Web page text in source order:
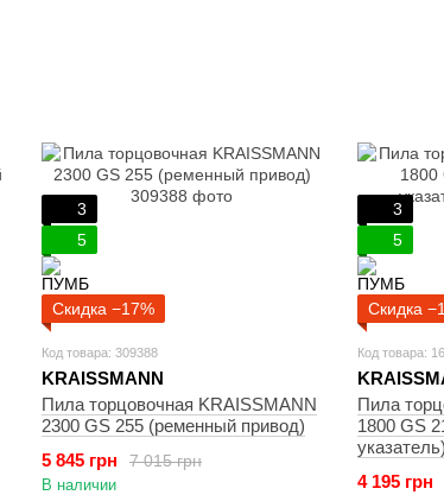
3
5
Скидка −17%
Код товара: 309388
KRAISSMANN
Пила торцовочная KRAISSMANN
2300 GS 255 (ременный привод)
7 015 грн
5 845 грн
В наличии
3
5
Скидка
Код товара:
Пила
1800 GS
указатель)
4 195 грн